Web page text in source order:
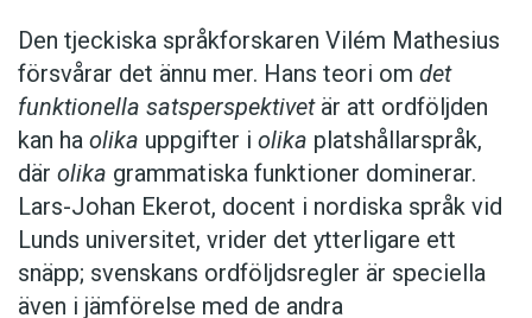
Den tjeckiska språkforskaren Vilém Mathesius
försvårar det ännu mer. Hans teori om det
funktionella satsperspektivetär att ordföljden
kan ha olika uppgifter i olika platshållarspråk,
där olika grammatiska funktioner dominerar.
Lars-Johan Ekerot, docent i nordiska språk vid
Lunds universitet, vrider det ytterligare ett
snäpp; svenskans ordföljdsregler är speciella
även i jämförelse med de andra